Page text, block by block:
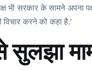
भी सरकार के सामने
करने को कहा है.’
सुलझा